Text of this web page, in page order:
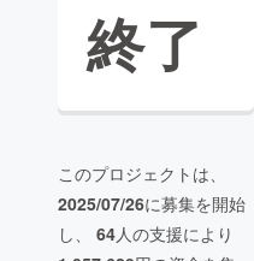
終了
このプロジェクトは、
2025/07/26に募集を開始
し、 64人の支援により